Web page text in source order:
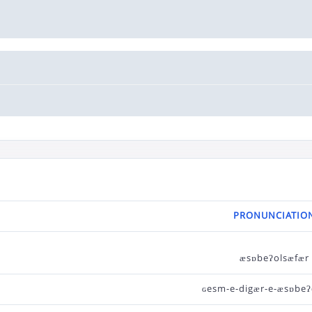
æsɒbeʔolsæfær
ɢesm-e-digær-e-